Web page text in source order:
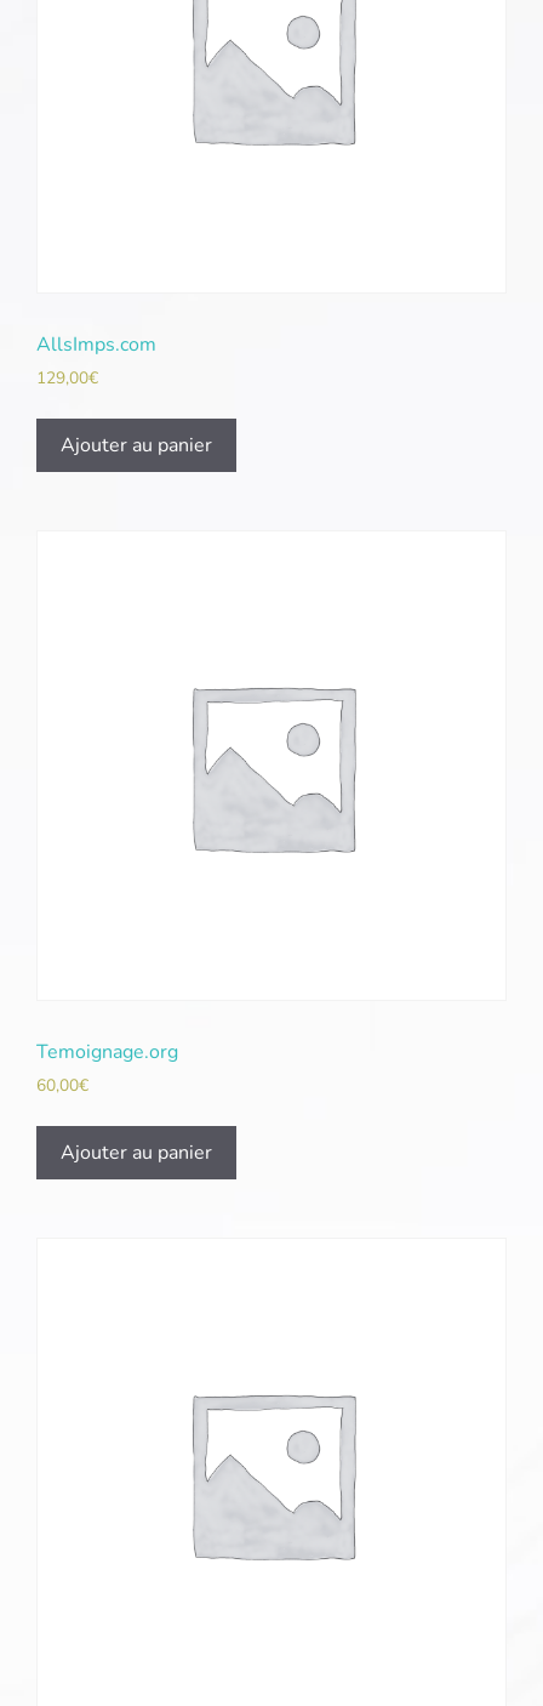
AllsImps.com
129,00€
Ajouter au panier
Temoignage.org
60,00€
Ajouter au panier